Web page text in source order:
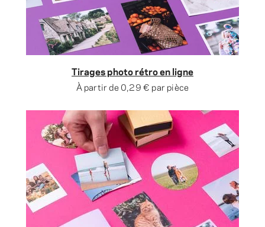
Tirages photo rétro en ligne
À partir de0,29 € par pièce